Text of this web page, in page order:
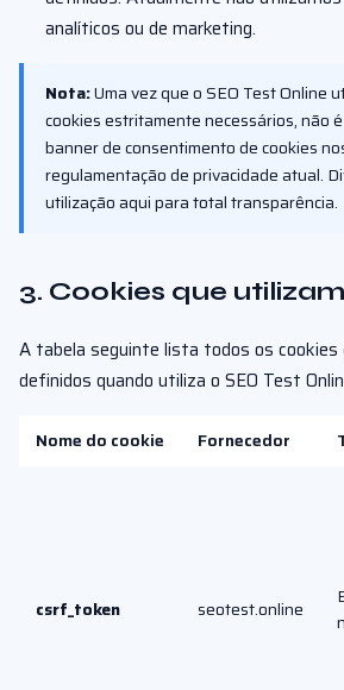
analíticos ou de marketing.
Nota:Uma vez que o SEO Test Online
cookies estritamente necessários, não
banner de consentimento de cookies
regulamentação de privacidade atual.
utilização aqui para total transparência.
3. Cookies que
A tabela seguinte lista todos os cookies
definidos quando utiliza o SEO Test
Nome do cookie Fornecedor
csrf_token seotest.online